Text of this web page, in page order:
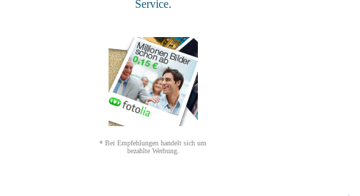
Service.
* Bei Empfehlungen handelt sich um
bezahlte Werbung.